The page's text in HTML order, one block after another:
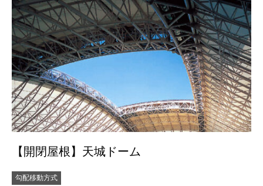
【開閉屋根】天城ドーム
勾配移動方式